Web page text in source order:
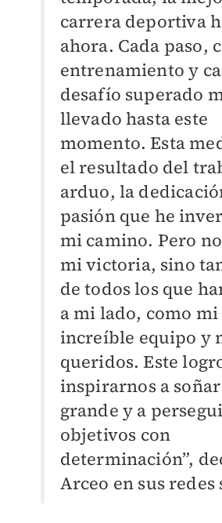
carrera deportiva
ahora. Cada paso,
entrenamiento y
desafío superado
llevado hasta este
momento. Esta
el resultado del
arduo, la
pasión que he
mi camino. Pero
mi victoria, sino
de todos los que
a mi lado, como mi
increíble equipo y
queridos. Este
inspirarnos a
grande y a
objetivos con
determinación”,
Arceo en sus redes